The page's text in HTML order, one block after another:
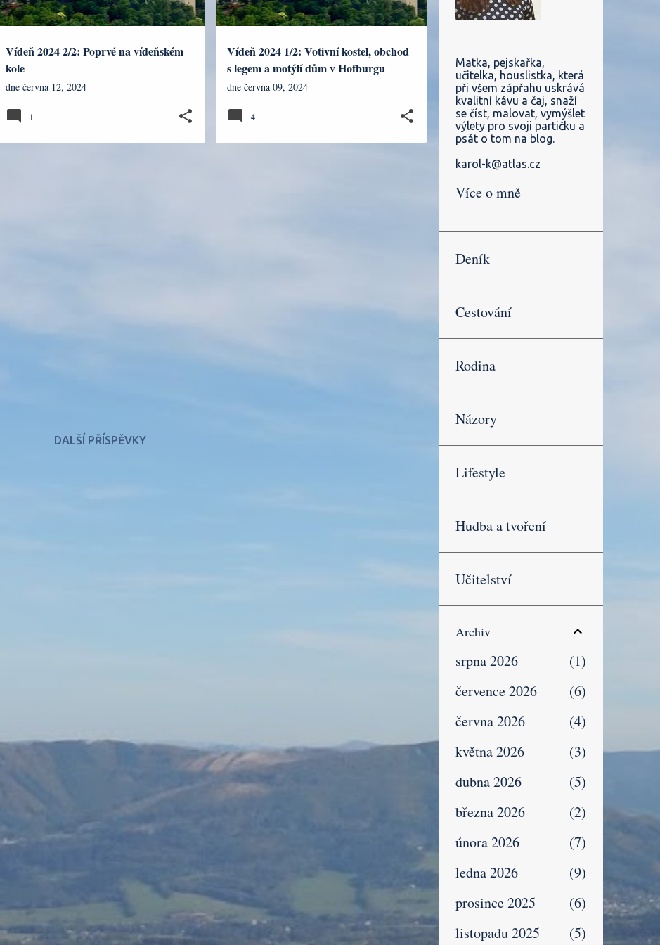
Vídeň 2024 2/2: Poprvé na vídeňském
kole
dne června 12, 2024
1
Vídeň 2024 1/2: Votivní kostel, obchod
s legem a motýlí dům v Hofburgu
dne června 09, 2024
4
DALŠÍ PŘÍSPĚVKY
Matka, pejskařka,
učitelka, houslistka, která
při všem zápřahu uskrává
kvalitní kávu a čaj, snaží
se číst, malovat, vymýšlet
výlety pro svoji partičku a
psát o tom na blog.
karol-k@atlas.cz
Více o mně
Deník
Cestování
Rodina
Názory
Lifestyle
Hudba a tvoření
Učitelství
Archiv
srpna 2026
1
července 2026
6
června 2026
4
května 2026
3
dubna 2026
5
března 2026
2
února 2026
7
ledna 2026
9
prosince 2025
6
listopadu 2025
5